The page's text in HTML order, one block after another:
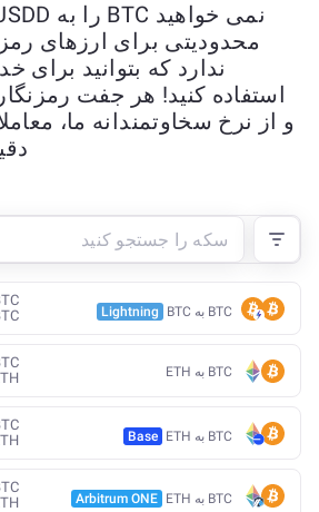
محدودیتی برای ارزهای
ندارد که بتوانید برای
استفاده کنید! هر جفت
و از نرخ سخاوتمندانه ما،
BTC به BTC Lightning
BTC به ETH
BTC به ETH Base
BTC به ETH Arbitrum ONE